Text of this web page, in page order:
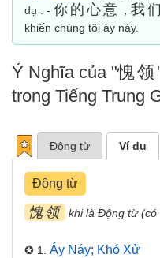
dụ : - 你的心意 ， 我
khiến chúng tôi áy náy.
Ý Nghĩa của "愧领
trong Tiếng Trung
Động từ Ví dụ
Động từ
愧领 khi là Động từ (có
✪ 1. Áy Náy; Khó Xử